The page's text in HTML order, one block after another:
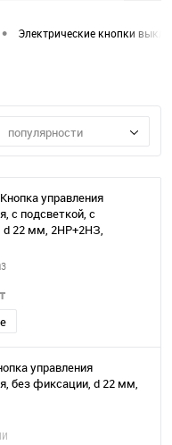
• Электрические кнопки
популярности
управления
с подсветкой, с
d 22 мм, 2НР+2НЗ,
управления
без фиксации, d 22 мм,